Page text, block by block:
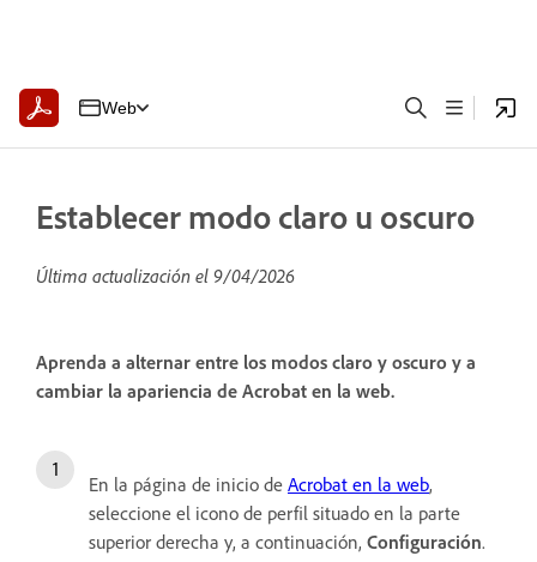
Web
Establecer modo claro u oscuro
Última actualización el 9/04/2026
Aprenda a alternar entre los modos claro y oscuro y a
cambiar la apariencia de Acrobat en la web.
En la página de inicio de Acrobat en la web,
seleccione el icono de perfil situado en la parte
superior derecha y, a continuación, Configuración.